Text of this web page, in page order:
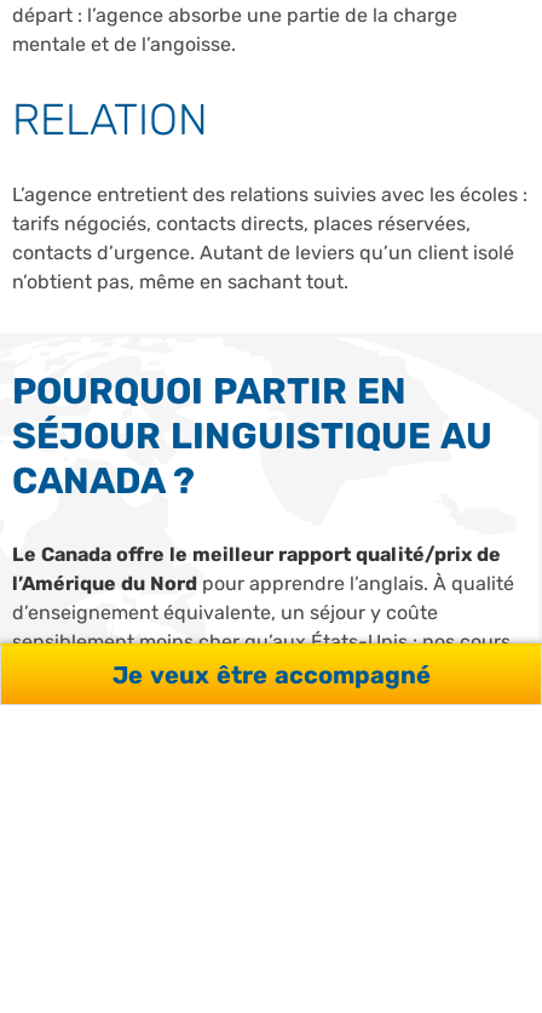
départ : l’agence absorbe une partie de la charge
mentale et de l’angoisse.
RELATION
L’agence entretient des relations suivies avec les écoles :
tarifs négociés, contacts directs, places réservées,
contacts d’urgence. Autant de leviers qu’un client isolé
n’obtient pas, même en sachant tout.
POURQUOI PARTIR EN
SÉJOUR LINGUISTIQUE AU
CANADA ?
Le Canada offre le meilleur rapport qualité/prix de
l’Amérique du Nord pour apprendre l’anglais. À qualité
d’enseignement équivalente, un séjour y coûte
sensiblement moins cher qu’aux États-Unis : nos cours
démarrent à 287 € la semaine à Vancouver et Toronto, et
le coût de la vie sur place reste inférieur à celui des
Je veux être accompagné